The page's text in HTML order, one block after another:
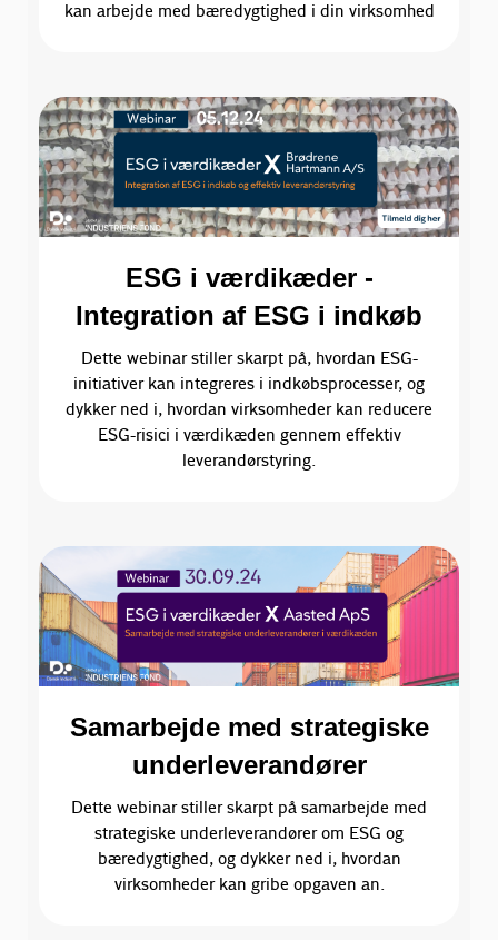
kan arbejde med bæredygtighed i din virksomhed
ESG i værdikæder -
Integration af ESG i indkøb
Dette webinar stiller skarpt på, hvordan ESG-
initiativer kan integreres i indkøbsprocesser, og
dykker ned i, hvordan virksomheder kan reducere
ESG-risici i værdikæden gennem effektiv
leverandørstyring.
Samarbejde med strategiske
underleverandører
Dette webinar stiller skarpt på samarbejde med
strategiske underleverandører om ESG og
bæredygtighed, og dykker ned i, hvordan
virksomheder kan gribe opgaven an.